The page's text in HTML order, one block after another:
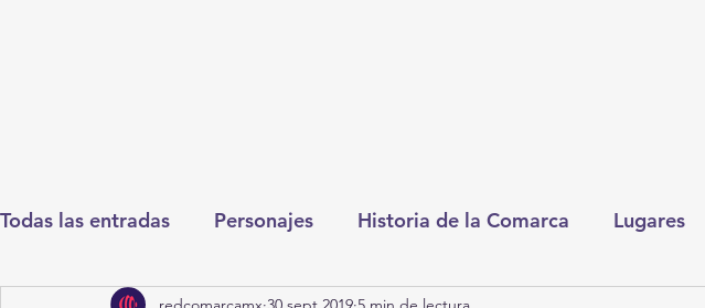
Todas las entradas Personajes Historia de la Comarca Lugares